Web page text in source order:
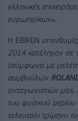
ελληνικές
ευρωπαϊκών».
Η ΕΒΙΚΕΝ
2014 κατέληγαν σε
(σύμφωνα με μελέτη
συμβούλων
ανταγωνιστών μας,
του φυσικού
τελευταίο τρίμηνο